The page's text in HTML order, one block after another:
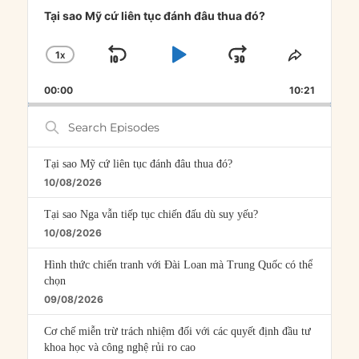
Player
Tại sao Mỹ cứ liên tục đánh đâu thua đó?
CHANGE
RATE
1X
SKIP
PLAYJUMP
FORWARD
SHARE
00:00 10:21
Search
Episodes
Tại sao Mỹ cứ liên tục đánh đâu thua đó?
10/08/2026
Tại sao Nga vẫn tiếp tục chiến đấu dù suy yếu?
10/08/2026
Hình thức chiến tranh với Đài Loan mà Trung Quốc có thể
chọn
09/08/2026
Cơ chế miễn trừ trách nhiệm đối với các quyết định đầu tư
khoa học và công nghệ rủi ro cao